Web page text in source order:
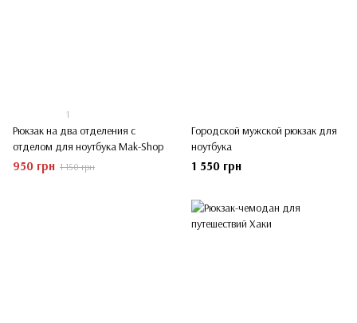
1
Рюкзак на два отделения с
отделом для ноутбука Mak-Shop
950 грн 1 150 грн
Городской мужской рюкзак для
ноутбука
1 550 грн